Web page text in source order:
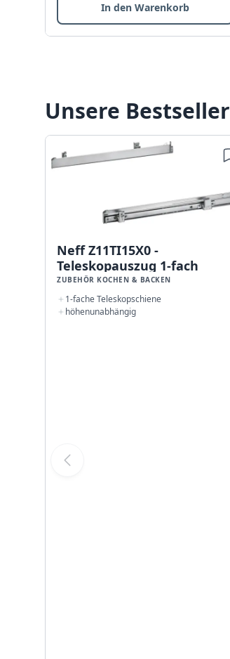
In den Warenkorb
Unsere Bestseller
Neff Z11TI15X0 -
Teleskopauszug 1-fach
ZUBEHÖR KOCHEN & BACKEN
1-fache Teleskopschiene
höhenunabhängig